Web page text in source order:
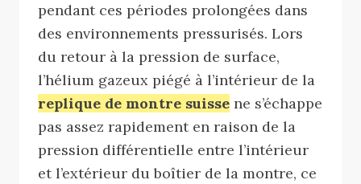
pendant ces périodes prolongées dans
des environnements pressurisés. Lors
du retour à la pression de surface,
l’hélium gazeux piégé à l’intérieur de la
replique de montre suisse ne s’échappe
pas assez rapidement en raison de la
pression différentielle entre l’intérieur
et l’extérieur du boîtier de la montre, ce